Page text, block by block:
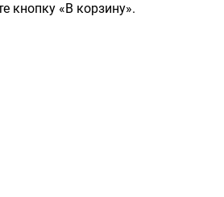
кнопку «В корзину».